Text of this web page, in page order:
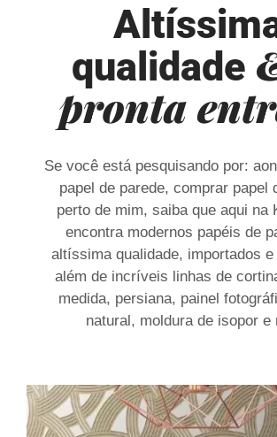
qualidade
pronta
Se você está pesquisando por:
papel de parede, comprar papel
perto de mim, saiba que aqui na
encontra modernos papéis de
altíssima qualidade, importados
além de incríveis linhas de
medida, persiana, painel
natural, moldura de isopor e